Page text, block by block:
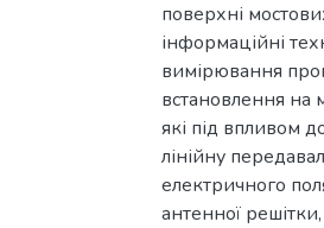
поверхні
інформаційні
вимірювання
встановлення на
які під впливом
лінійну
електричного
антенної